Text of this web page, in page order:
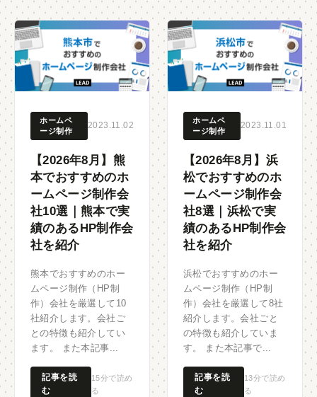
ホームペ
ージ制作
2023.11.02
【2026年8月】熊
本でおすすめのホ
ームページ制作会
社10選｜熊本で実
績のあるHP制作会
社を紹介
熊本でおすすめのホー
ムページ制作（HP制
作）会社を厳選して10
社紹介します。会社ご
との特徴も紹介してい
ます。 また本記事...
15分で読め
る
記事を読
む
ホームペ
ージ制作
2023.11.01
【2026年8月】浜
松でおすすめのホ
ームページ制作会
社8選｜浜松で実
績のあるHP制作会
社を紹介
浜松でおすすめのホー
ムページ制作（HP制
作）会社を厳選して8社
紹介します。会社ごと
の特徴も紹介していま
す。 また本記事で...
13分で読め
る
記事を読
む